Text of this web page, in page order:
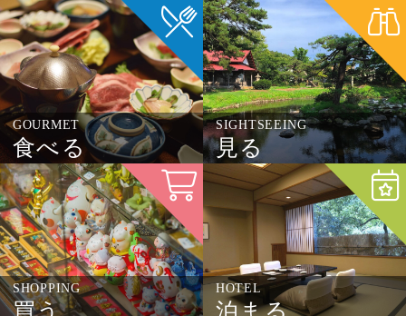
GOURMET
食べる
SIGHTSEEING
見る
SHOPPING
買う
HOTEL
泊まる